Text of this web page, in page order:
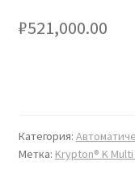
₽521,000.00
Категория:
Метка: Krypton® K